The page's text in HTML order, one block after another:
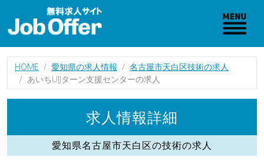
HOME 愛知県の求人情報
名古屋市天白区技術の求人
あいちUIJターン支援センターの求人
求人情報詳細
愛知県名古屋市天白区の技術の求人